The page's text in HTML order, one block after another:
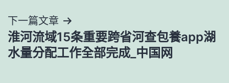
覽
下一篇文章
淮河流域15条重要跨省河查包養app湖
水量分配工作全部完成_中国网